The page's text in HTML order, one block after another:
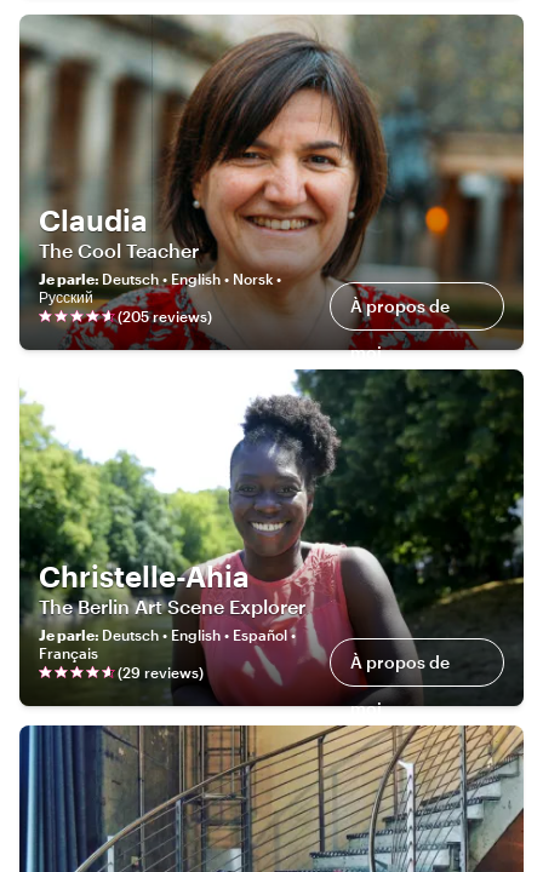
Claudia
The Cool Teacher
Je parle:Deutsch • English • Norsk •
Русский
(205reviews) À propos de
moi
Christelle-Ahia
The Berlin Art Scene Explorer
Je parle: Deutsch • English • Español •
Français
(29 reviews) À propos de
moi